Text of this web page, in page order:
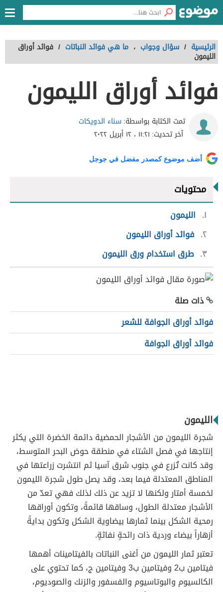
الرئيسية / سؤال وجواب ، ما هي فوائد النباتات / فوائد أوراق
الليمون
فوائد أوراق الليمون
تمت الكتابة بواسطة:سناء الدويكات
آخر تحديث: ١١:٢١ ، ١٢ أبريل ٢٠٢٢
أضف موضوع كمصدر مفضل في جوجل
محتويات
١
الليمون
٢ فوائد أوراق الليمون
٣ طرق استخدام ورق الليمون
ذات صلة
فوائد أوراق الجوافة للشعر
فوائد أوراق الجوافة
الليمون
شجرة الليمون من الأشجار الحمضية دائمة الخضرة التي يكثر
إنتاجها في فصل الشتاء في منطقة حوض البحر المتوسط،
وقد كانت تُزرع في جنوب شرق آسيا ثم انتشرت زراعتها في
المناطق المعتدلة فيما بعد، وقد يصل طول شجرة الليمون
لخمسة أمتار ولكنها لا تزيد عن ذلك لذلك فهي تعدّ من
الأشجار معتدلة الطول، وساقها قائمةً، وتكون أوراقها
رمحية الشكل بينما ثمارها بيضاوية الشكل وتكون بدايةً
أزهاراً بيضاء وردية ذات رائحةٍ نفاثةٍ.
تعتبر ثمار الليمون من أغنى النباتات بالفيتامينات أهمها
فيتامين ب2 وفيتامين ب3 وفيتامين ج، كما تحتوي على
الكالسيوم والبوتاسيوم والفسفور والزنك والصوديوم،